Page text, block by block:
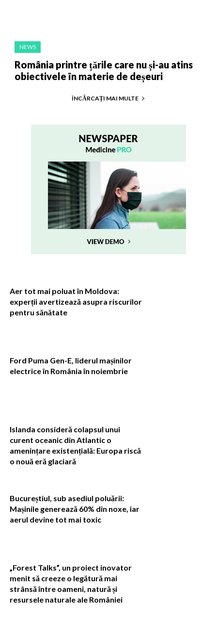
NEWS
România printre țările care nu și-au atins
obiectivele în materie de deșeuri
ÎNCĂRCAȚI MAI MULTE
Aer tot mai poluat în Moldova:
experții avertizează asupra riscurilor
pentru sănătate
Ford Puma Gen-E, liderul mașinilor
electrice în România în noiembrie
Islanda consideră colapsul unui
curent oceanic din Atlantic o
amenințare existențială: Europa riscă
o nouă eră glaciară
Bucureștiul, sub asediul poluării:
Mașinile generează 60% din noxe, iar
aerul devine tot mai toxic
„Forest Talks”, un proiect inovator
menit să creeze o legătură mai
strânsă între oameni, natură și
resursele naturale ale României